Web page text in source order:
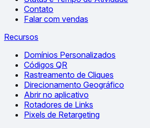
Contato
Falar com vendas
Recursos
Domínios Personalizados
Códigos QR
Rastreamento de Cliques
Direcionamento Geográfico
Abrir no aplicativo
Rotadores de Links
Pixels de Retargeting